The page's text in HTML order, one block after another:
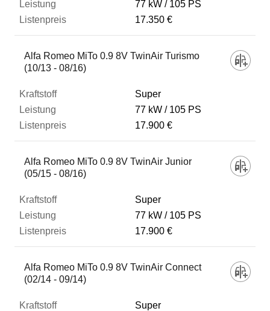
77 kW
105 PS
17.350 €
Alfa Romeo MiTo 0.9 8V TwinAir Turismo
(10/13 - 08/16)
Super
77 kW
105 PS
17.900 €
Alfa Romeo MiTo 0.9 8V TwinAir Junior
(05/15 - 08/16)
Super
77 kW
105 PS
17.900 €
Alfa Romeo MiTo 0.9 8V TwinAir Connect
(02/14 - 09/14)
Super